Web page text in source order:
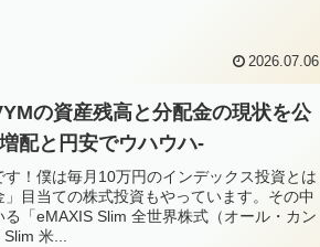
2026.07.06
の資産残高と分配金の現状を公
配と円安でウハウハ-
す！僕は毎月10万円のインデックス投資とは
目当ての株式投資もやっています。その中
「eMAXIS Slim 全世界株式（オール・カン
米...